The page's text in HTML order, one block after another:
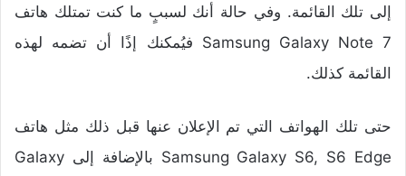
إلى تلك القائمة. وفي حالة أنك لسببٍ ما كنت تمتلك هاتف
Samsung Galaxy Note 7 فيُمكنك إذًا أن تضمه لهذه
القائمة كذلك.
حتى تلك الهواتف التي تم الإعلان عنها قبل ذلك مثل هاتف
Samsung Galaxy S6, S6 Edge بالإضافة إلى Galaxy